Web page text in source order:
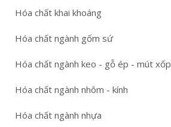
Hóa chất khai khoáng
Hóa chất ngành gốm sứ
Hóa chất ngành keo - gỗ ép - mút xốp
Hóa chất ngành nhôm - kính
Hóa chất ngành nhựa